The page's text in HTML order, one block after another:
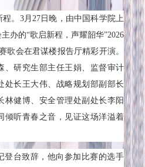
。 3月 27日晚，由中国科学院上
办的“歌启新程，声耀韶华”2026
歌会在君谋楼报告厅精彩开演。
、研究生部主任王娟、监督审计
处长王大伟、战略规划部副部长
林健博、安全管理处副处长李阳
倾听青春之音，见证这场洋溢着
登台致辞，他向参加比赛的选手